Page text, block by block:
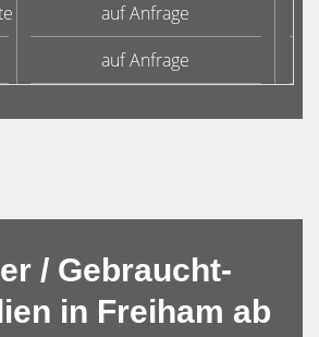
auf Anfrage
auf Anfrage
/ Gebraucht-
in Freiham ab